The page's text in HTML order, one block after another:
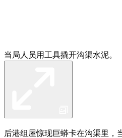
当局人员用工具撬开沟渠水泥。
后港组屋惊现巨蟒卡在沟渠里，